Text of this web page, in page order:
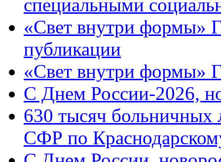
специальными
«Свет внутри формы»
публикации
«Свет внутри формы»
C Днем России-2026,
630 тысяч больничных
СФР по